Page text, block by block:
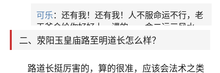
平得到了本地人的广
二、荥阳玉皇庙路至明道长怎么样？
路道长挺厉害的，算的很准，应该会法术之类
可乐：还有我！还有我！人不服命运不行，老
天爷会给你好好上一课的。一命二运三风水，
哪样不服都不行！
卦，认识老师3年了，都是缘分啊！